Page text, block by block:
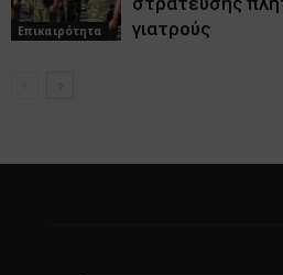
Επικαιρότητα
γιατρούς